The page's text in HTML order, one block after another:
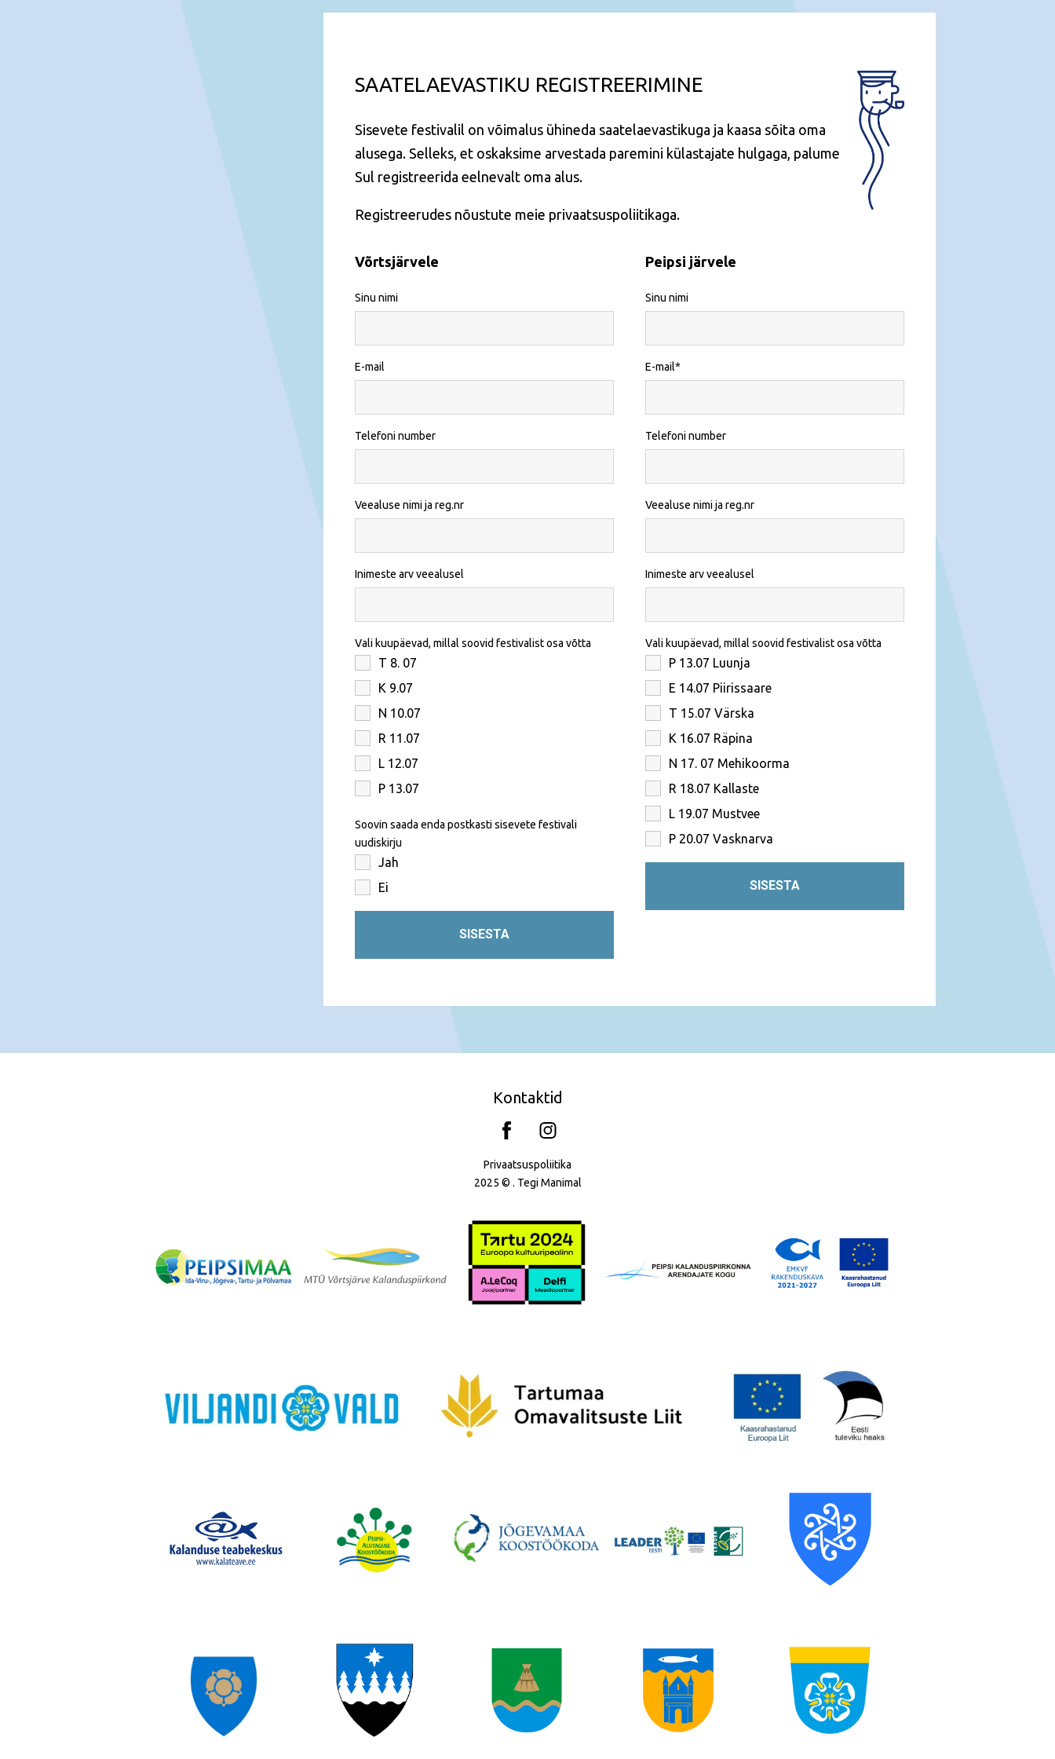
SAATELAEVASTIKU REGISTREERIMINE
Sisevete festivalil on võimalus ühineda saatelaevastikuga ja kaasa sõita oma
alusega. Selleks, et oskaksime arvestada paremini külastajate hulgaga, palume
Sul registreerida eelnevalt oma alus.
Registreerudes nõustute meie privaatsuspoliitikaga.
Võrtsjärvele
Sinu nimi
E-mail
Telefoni number
Veealuse nimi ja reg.nr
Inimeste arv veealusel
Vali kuupäevad, millal soovid festivalist osa võtta
T 8. 07
K 9.07
N 10.07
R 11.07
L 12.07
P 13.07
Soovin saada enda postkasti sisevete festivali
uudiskirju
Jah
Ei
Peipsi järvele
Sinu nimi
E-mail
Telefoni number
Veealuse nimi ja reg.nr
Inimeste arv veealusel
Vali kuupäevad, millal soovid festivalist osa võtta
P 13.07 Luunja
E 14.07 Piirissaare
T 15.07 Värska
K 16.07 Räpina
N 17. 07 Mehikoorma
R 18.07 Kallaste
L 19.07 Mustvee
P 20.07 Vasknarva
Kontaktid
Privaatsuspoliitika
2025 © . Tegi Manimal